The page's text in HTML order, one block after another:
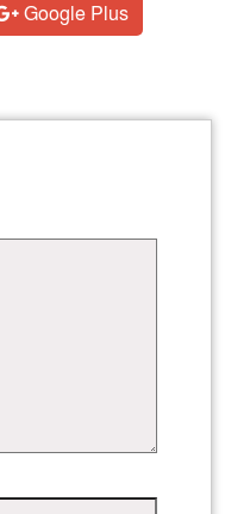
Google Plus